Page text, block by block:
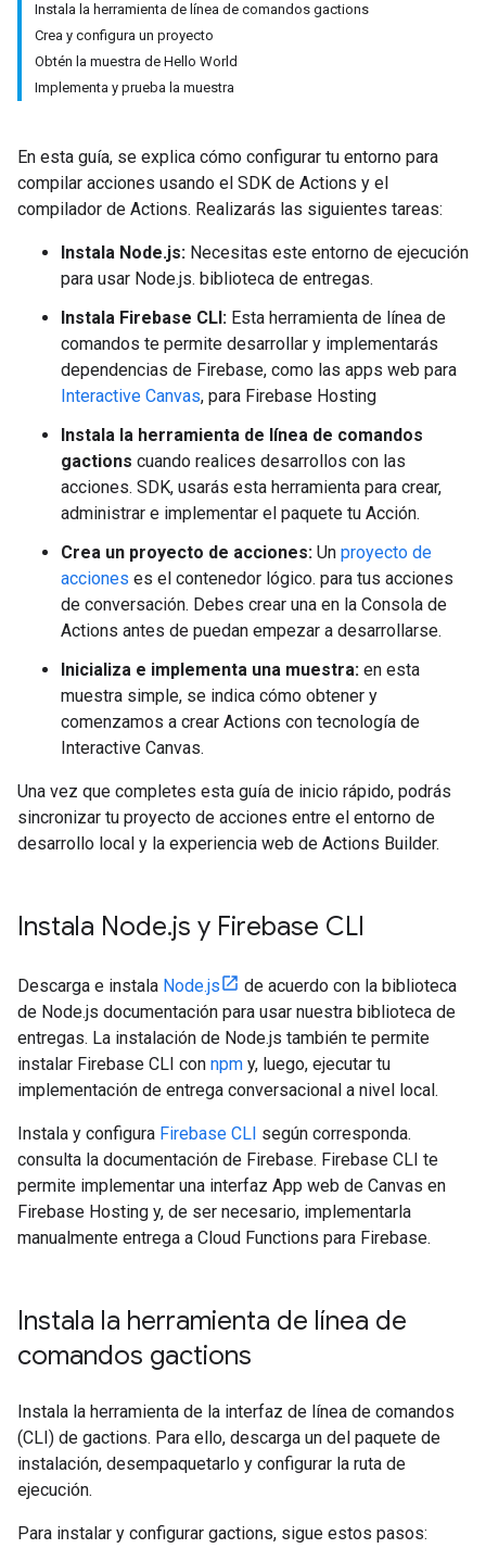
Instala la herramienta de línea de comandos gactions
Crea y configura un proyecto
Obtén la muestra de Hello World
Implementa y prueba la muestra
En esta guía, se explica cómo configurar tu entorno para
compilar acciones usando el SDK de Actions y el
compilador de Actions. Realizarás las siguientes tareas:
Instala Node.js: Necesitas este entorno de ejecución
para usar Node.js. biblioteca de entregas.
Instala Firebase CLI: Esta herramienta de línea de
comandos te permite desarrollar y implementarás
dependencias de Firebase, como las apps web para
Interactive Canvas, para Firebase Hosting
Instala la herramienta de línea de comandos
gactions cuando realices desarrollos con las
acciones. SDK, usarás esta herramienta para crear,
administrar e implementar el paquete tu Acción.
Crea un proyecto de acciones: Un proyecto de
acciones es el contenedor lógico. para tus acciones
de conversación. Debes crear una en la Consola de
Actions antes de puedan empezar a desarrollarse.
Inicializa e implementa una muestra: en esta
muestra simple, se indica cómo obtener y
comenzamos a crear Actions con tecnología de
Interactive Canvas.
Una vez que completes esta guía de inicio rápido, podrás
sincronizar tu proyecto de acciones entre el entorno de
desarrollo local y la experiencia web de Actions Builder.
Instala Node.js y Firebase CLI
Descarga e instala Node.js
de acuerdo con la biblioteca
de Node.js documentación para usar nuestra biblioteca de
entregas. La instalación de Node.js también te permite
instalar Firebase CLI con npm y, luego, ejecutar tu
implementación de entrega conversacional a nivel local.
Instala y configura Firebase CLI según corresponda.
consulta la documentación de Firebase. Firebase CLI te
permite implementar una interfaz App web de Canvas en
Firebase Hosting y, de ser necesario, implementarla
manualmente entrega a Cloud Functions para Firebase.
Instala la herramienta de línea de
comandos gactions
Instala la herramienta de la interfaz de línea de comandos
(CLI) de gactions. Para ello, descarga un del paquete de
instalación, desempaquetarlo y configurar la ruta de
ejecución.
Para instalar y configurar gactions, sigue estos pasos: